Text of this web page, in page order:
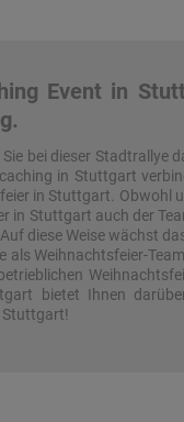
Event in
bei dieser Stadtrallye
in Stuttgart
in Stuttgart. Obwohl
Stuttgart auch der
diese Weise wächst
Weihnachtsfeier-
bietet Ihnen
Stuttgart!